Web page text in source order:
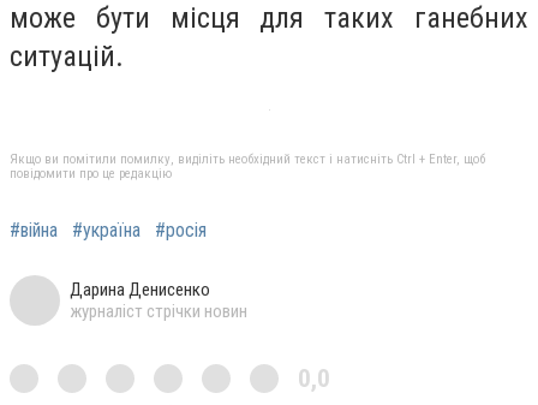
може бути місця для таких ганебних
ситуацій.
Якщо ви помітили помилку, виділіть необхідний текст і натисніть Ctrl + Enter, щоб
повідомити про це редакцію
#війна #україна #росія
Дарина Денисенко
журналіст стрічки новин
0,0